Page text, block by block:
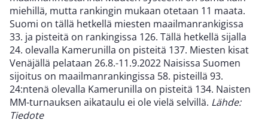
miehillä, mutta rankingin mukaan otetaan 11 maata.
Suomi on tällä hetkellä miesten maailmanrankigissa
33. ja pisteitä on rankingissa 126. Tällä hetkellä sijalla
24. olevalla Kamerunilla on pisteitä 137. Miesten kisat
Venäjällä pelataan 26.8.-11.9.2022 Naisissa Suomen
sijoitus on maailmanrankingissa 58. pisteillä 93.
24:ntenä olevalla Kamerunilla on pisteitä 134. Naisten
MM-turnauksen aikataulu ei ole vielä selvillä. Lähde:
Tiedote